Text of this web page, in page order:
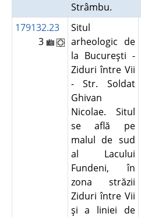
Strâmbu.
179132.23
3
Situl
arheologic de
la Bucureşti -
Ziduri între Vii
- Str. Soldat
Ghivan
Nicolae. Situl
se află pe
malul de sud
al Lacului
Fundeni, în
zona străzii
Ziduri între Vii
şi a liniei de